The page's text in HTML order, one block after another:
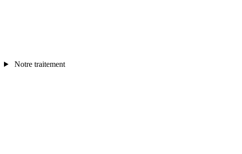
Notre traitement